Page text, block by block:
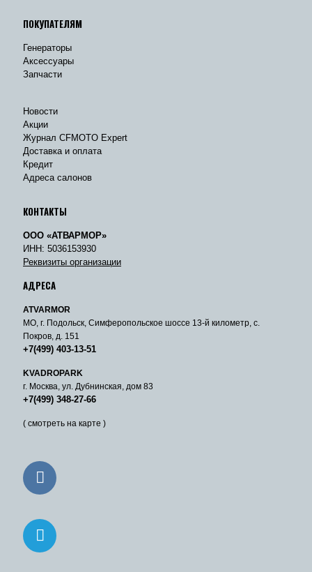
ПОКУПАТЕЛЯМ
Генераторы
Аксессуары
Запчасти
Новости
Акции
Журнал CFMOTO Expert
Доставка и оплата
Кредит
Адреса салонов
КОНТАКТЫ
ООО «АТВАРМОР»
ИНН: 5036153930
Реквизиты организации
АДРЕСА
ATVARMOR
МО, г. Подольск, Симферопольское шоссе 13-й километр, с.
Покров, д. 151
+7(499) 403-13-51
KVADROPARK
г. Москва, ул. Дубнинская, дом 83
+7(499) 348-27-66
( смотреть на карте )